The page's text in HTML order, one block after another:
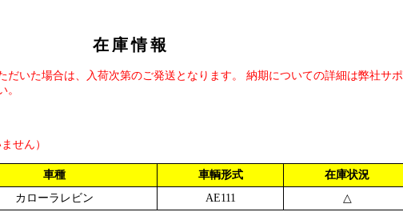
在庫情報
いた場合は、入荷次第のご発送となります。 納期についての詳細は弊社サポ
。
せん）
車種 車輌形式
在庫状況
カローラレビン AE111 △